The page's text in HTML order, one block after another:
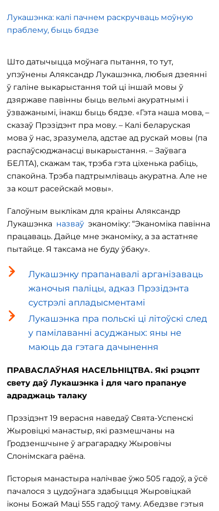
Лукашэнка: калі пачнем раскручваць моўную
праблему, быць бядзе
Што датычыцца моўнага пытання, то тут,
упэўнены Аляксандр Лукашэнка, любыя дзеянні
ў галіне выкарыстання той ці іншай мовы ў
дзяржаве павінны быць вельмі акуратнымі і
ўзважанымі, інакш быць бядзе. «Гэта наша мова, –
сказаў Прэзідэнт пра мову. – Калі беларуская
мова ў нас, зразумела, адстае ад рускай мовы (па
распаўсюджанасці выкарыстання. – Заўвага
БЕЛТА), скажам так, трэба гэта ціхенька рабіць,
спакойна. Трэба падтрымліваць акуратна. Але не
за кошт расейскай мовы».
Галоўным выклікам для краіны Аляксандр
Лукашэнка назваў эканоміку: “Эканоміка павінна
працаваць. Дайце мне эканоміку, а за астатняе
пытайце. Я таксама не буду ўбаку».
Лукашэнку прапанавалі арганізаваць
жаночыя паліцы, адказ Прэзідэнта
сустрэлі апладысментамі
Лукашэнка пра польскі ці літоўскі след
у памілаванні асуджаных: яны не
маюць да гэтага дачынення
ПРАВАСЛАЎНАЯ НАСЕЛЬНІЦТВА. Які рэцэпт
свету даў Лукашэнка і для чаго прапануе
адраджаць талаку
Прэзідэнт 19 верасня наведаў Свята-Успенскі
Жыровіцкі манастыр, які размешчаны на
Гродзеншчыне ў аграгарадку Жыровічы
Слонімскага раёна.
Гісторыя манастыра налічвае ўжо 505 гадоў, а ўсё
пачалося з цудоўнага здабыцця Жыровіцкай
іконы Божай Маці 555 гадоў таму. Абедзве гэтыя